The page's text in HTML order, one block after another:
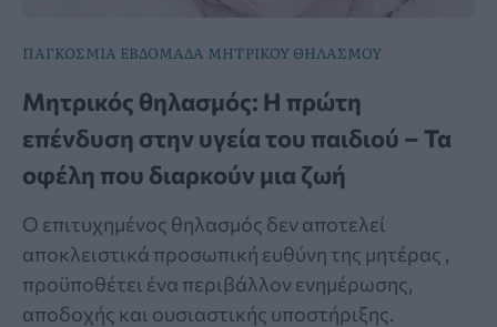
ΠΑΓΚΟΣΜΙΑ ΕΒΔΟΜΑΔΑ ΜΗΤΡΙΚΟΥ ΘΗΛΑΣΜΟΥ
Μητρικός θηλασμός: Η πρώτη
επένδυση στην υγεία του παιδιού – Τα
οφέλη που διαρκούν μια ζωή
Ο επιτυχημένος θηλασμός δεν αποτελεί
αποκλειστικά προσωπική ευθύνη της μητέρας ,
προϋποθέτει ένα περιβάλλον ενημέρωσης,
αποδοχής και ουσιαστικής υποστήριξης.